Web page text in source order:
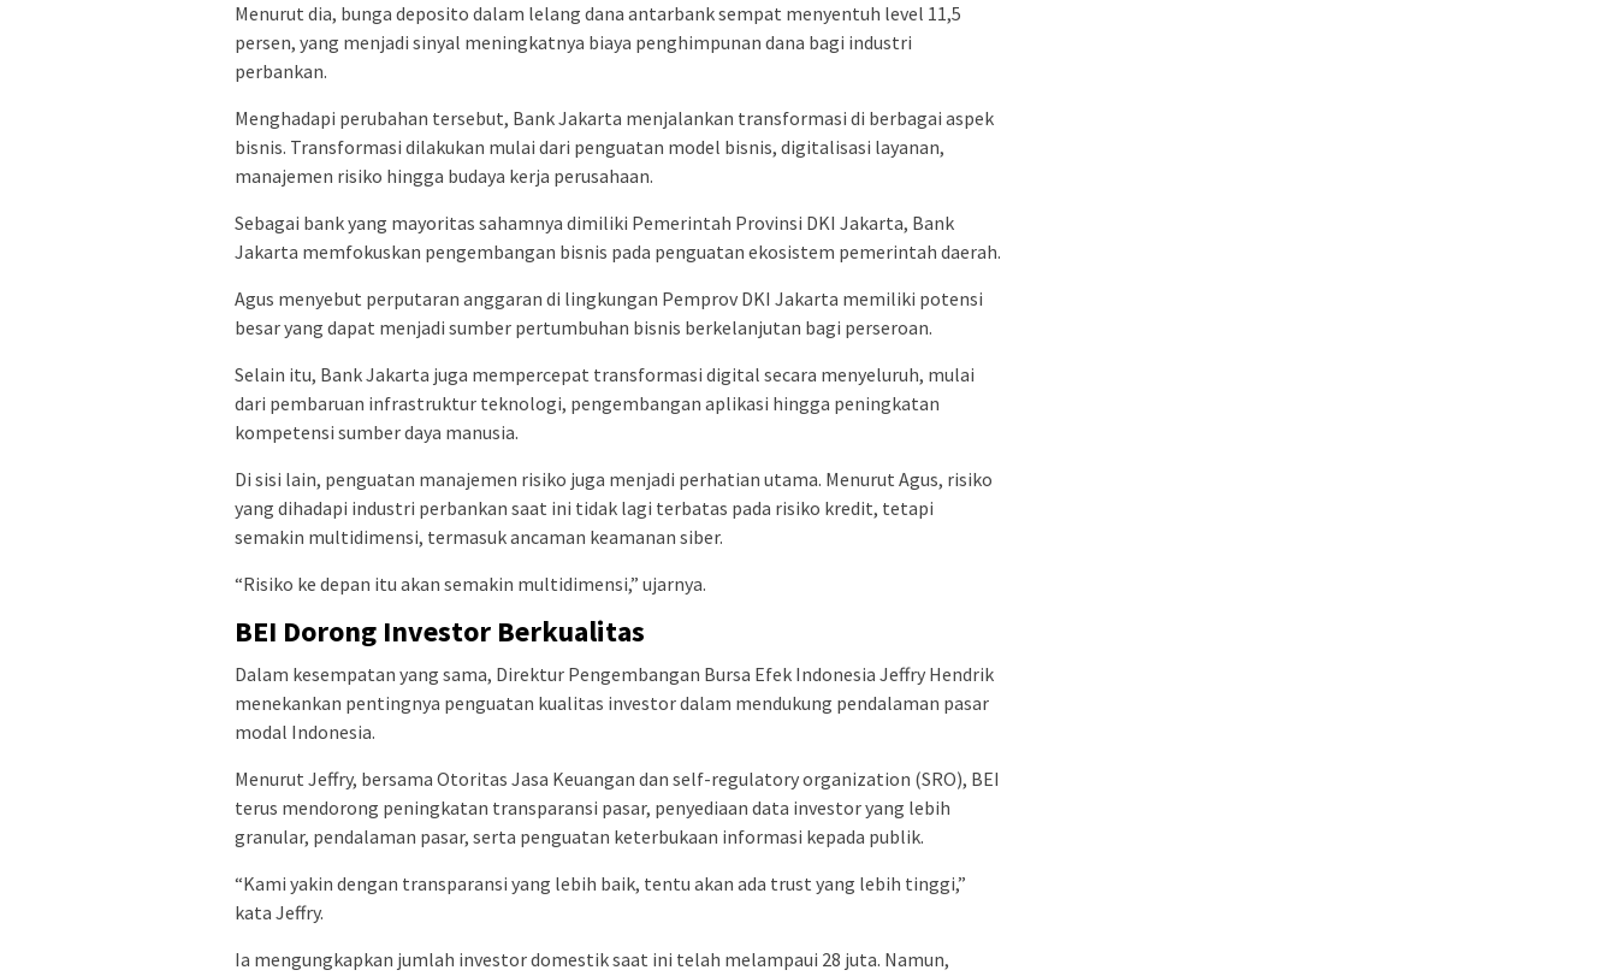
Menurut dia, bunga deposito dalam lelang dana antarbank sempat menyentuh level 11,5
persen, yang menjadi sinyal meningkatnya biaya penghimpunan dana bagi industri
perbankan.
Menghadapi perubahan tersebut, Bank Jakarta menjalankan transformasi di berbagai aspek
bisnis. Transformasi dilakukan mulai dari penguatan model bisnis, digitalisasi layanan,
manajemen risiko hingga budaya kerja perusahaan.
Sebagai bank yang mayoritas sahamnya dimiliki Pemerintah Provinsi DKI Jakarta, Bank
Jakarta memfokuskan pengembangan bisnis pada penguatan ekosistem pemerintah daerah.
Agus menyebut perputaran anggaran di lingkungan Pemprov DKI Jakarta memiliki potensi
besar yang dapat menjadi sumber pertumbuhan bisnis berkelanjutan bagi perseroan.
Selain itu, Bank Jakarta juga mempercepat transformasi digital secara menyeluruh, mulai
dari pembaruan infrastruktur teknologi, pengembangan aplikasi hingga peningkatan
kompetensi sumber daya manusia.
Di sisi lain, penguatan manajemen risiko juga menjadi perhatian utama. Menurut Agus, risiko
yang dihadapi industri perbankan saat ini tidak lagi terbatas pada risiko kredit, tetapi
semakin multidimensi, termasuk ancaman keamanan siber.
“Risiko ke depan itu akan semakin multidimensi,” ujarnya.
BEI Dorong Investor Berkualitas
Dalam kesempatan yang sama, Direktur Pengembangan Bursa Efek Indonesia Jeffry Hendrik
menekankan pentingnya penguatan kualitas investor dalam mendukung pendalaman pasar
modal Indonesia.
Menurut Jeffry, bersama Otoritas Jasa Keuangan dan self-regulatory organization (SRO), BEI
terus mendorong peningkatan transparansi pasar, penyediaan data investor yang lebih
granular, pendalaman pasar, serta penguatan keterbukaan informasi kepada publik.
“Kami yakin dengan transparansi yang lebih baik, tentu akan ada trust yang lebih tinggi,”
kata Jeffry.
Ia mengungkapkan jumlah investor domestik saat ini telah melampaui 28 juta. Namun,